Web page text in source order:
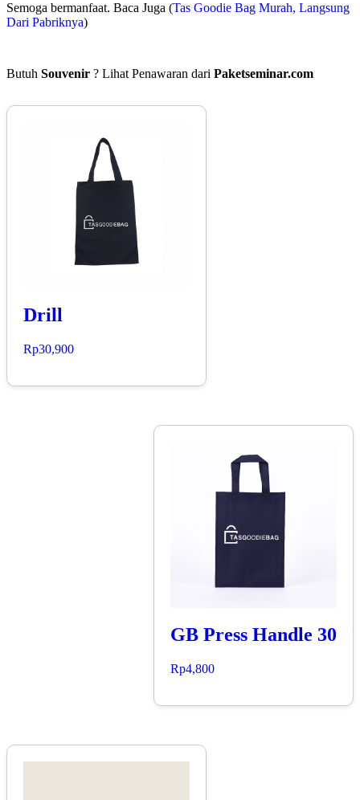
Semoga bermanfaat. Baca Juga (Tas Goodie Bag Murah, Langsung
Dari Pabriknya)
Butuh Souvenir ? Lihat Penawaran dari Paketseminar.com
Drill
Rp30,900
GB Press Handle 30
Rp4,800